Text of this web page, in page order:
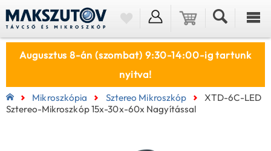
Augusztus 8-án (szombat) 9:30-14:00-ig tartunk
nyitva!
Mikroszkópia Sztereo Mikroszkóp
XTD-6C-LED
Sztereo-Mikroszkóp 15x-30x-60x Nagyítással